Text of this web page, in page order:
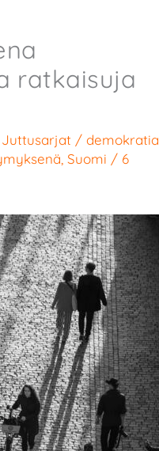
ratkaisuja
Juttusarjat / demokratia
Suomi / 6